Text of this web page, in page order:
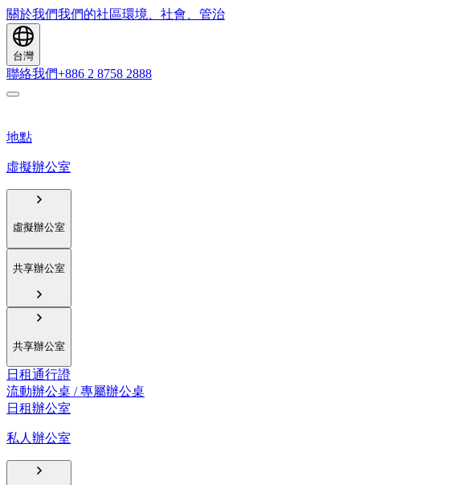
關於我們我們的社區環境、社會、管治
台灣
聯絡我們+886 2 8758 2888
地點
虛擬辦公室
虛擬辦公室
共享辦公室
共享辦公室
日租通行證
流動辦公桌 / 專屬辦公桌
日租辦公室
私人辦公室